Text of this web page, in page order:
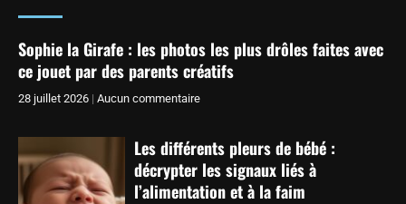
Sophie la Girafe : les photos les plus drôles faites avec
ce jouet par des parents créatifs
28 juillet 2026 Aucun commentaire
Les différents pleurs de bébé :
décrypter les signaux liés à
l’alimentation et à la faim